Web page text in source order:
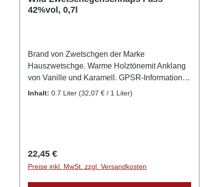
42%vol, 0,7l
Brand von Zwetschgen der Marke
Hauszwetschge. Warme Holztönemit Anklang
von Vanille und Karamell. GPSR-Informationen
HerstellerFirma: WILD Schwarzwaldbrennerei
Inhalt: 0.7 Liter (32,07 € / 1 Liter)
Regulärer Preis:
22,45 €
Preise inkl. MwSt. zzgl. Versandkosten